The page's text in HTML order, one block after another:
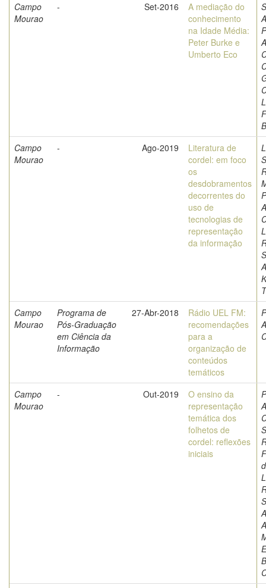
Campo
Mourao
- Set-2016
A mediação do
conhecimento
na Idade Média:
Peter Burke e
Umberto Eco
Campo
Mourao
- Ago-2019
Literatura de
cordel: em foco
os
desdobramentos
decorrentes do
uso de
tecnologias de
representação
da informação
Campo
Mourao
Programa de
Pós-Graduação
em Ciência da
Informação
27-Abr-2018
Rádio UEL FM:
recomendações
para a
organização de
conteúdos
temáticos
Campo
Mourao
- Out-2019
O ensino da
representação
temática dos
folhetos de
cordel: reflexões
iniciais